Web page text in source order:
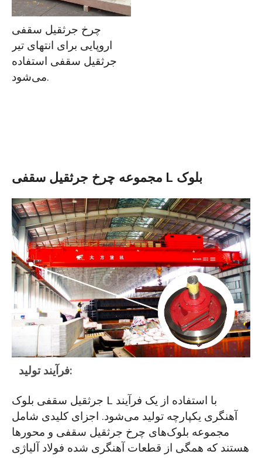
چرخ جرثقیل سقفی
اروپایی برای انتهای تیر
جرثقیل سقفی استفاده
می‌شود.
مجموعه چرخ جرثقیل سقفی L بلوک
فرآیند تولید:
جرثقیل سقفی بلوک L با استفاده از یک فرآیند
آهنگری یکپارچه تولید می‌شود. اجزای کلیدی شامل
مجموعه بلوک‌های چرخ جرثقیل سقفی و محورها
هستند که همگی از قطعات آهنگری شده فولاد آلیاژی